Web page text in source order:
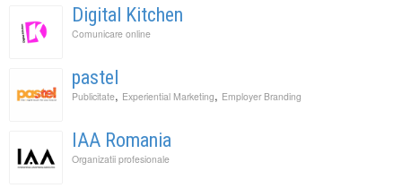
Digital Kitchen
Comunicare online
pastel
Publicitate, Experiential Marketing, Employer Branding
IAA Romania
Organizatii profesionale